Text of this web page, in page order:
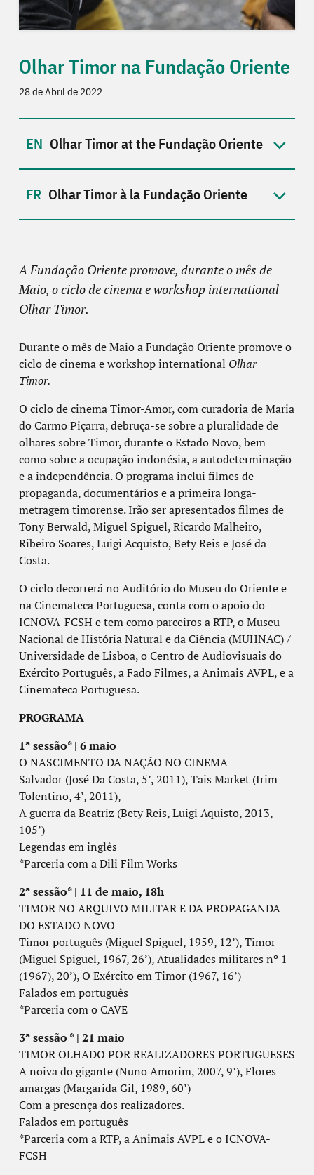
Olhar Timor na Fundação Oriente
28 de Abril de 2022
Olhar Timor at the Fundação Oriente
Olhar Timor à la Fundação Oriente
A Fundação Oriente promove, durante o mês de
Maio, o ciclo de cinema e workshop international
Olhar Timor.
Durante o mês de Maio a Fundação Oriente promove o
ciclo de cinema e workshop international Olhar
Timor.
O ciclo de cinema Timor-Amor, com curadoria de Maria
do Carmo Piçarra, debruça-se sobre a pluralidade de
olhares sobre Timor, durante o Estado Novo, bem
como sobre a ocupação indonésia, a autodeterminação
e a independência. O programa inclui filmes de
propaganda, documentários e a primeira longa-
metragem timorense. Irão ser apresentados filmes de
Tony Berwald, Miguel Spiguel, Ricardo Malheiro,
Ribeiro Soares, Luigi Acquisto, Bety Reis e José da
Costa.
O ciclo decorrerá no Auditório do Museu do Oriente e
na Cinemateca Portuguesa, conta com o apoio do
ICNOVA-FCSH e tem como parceiros a RTP, o Museu
Nacional de História Natural e da Ciência (MUHNAC) /
Universidade de Lisboa, o Centro de Audiovisuais do
Exército Português, a Fado Filmes, a Animais AVPL, e a
Cinemateca Portuguesa.
PROGRAMA
1ª sessão* | 6 maio
O NASCIMENTO DA NAÇÃO NO CINEMA
Salvador (José Da Costa, 5’, 2011), Tais Market (Irim
Tolentino, 4’, 2011),
A guerra da Beatriz (Bety Reis, Luigi Aquisto, 2013,
105’)
Legendas em inglês
*Parceria com a Dili Film Works
2ª sessão* | 11 de maio, 18h
TIMOR NO ARQUIVO MILITAR E DA PROPAGANDA
DO ESTADO NOVO
Timor português (Miguel Spiguel, 1959, 12’), Timor
(Miguel Spiguel, 1967, 26’), Atualidades militares nº 1
(1967), 20’), O Exército em Timor (1967, 16’)
Falados em português
*Parceria com o CAVE
3ª sessão * | 21 maio
TIMOR OLHADO POR REALIZADORES PORTUGUESES
A noiva do gigante (Nuno Amorim, 2007, 9’), Flores
amargas (Margarida Gil, 1989, 60’)
Com a presença dos realizadores.
Falados em português
*Parceria com a RTP, a Animais AVPL e o ICNOVA-
FCSH